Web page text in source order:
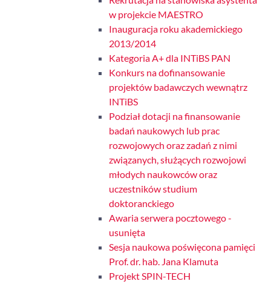
w projekcie MAESTRO
Inauguracja roku akademickiego
2013/2014
Kategoria A+ dla INTiBS PAN
Konkurs na dofinansowanie
projektów badawczych wewnątrz
INTiBS
Podział dotacji na finansowanie
badań naukowych lub prac
rozwojowych oraz zadań z nimi
związanych, służących rozwojowi
młodych naukowców oraz
uczestników studium
doktoranckiego
Awaria serwera pocztowego -
usunięta
Sesja naukowa poświęcona pamięci
Prof. dr. hab. Jana Klamuta
Projekt SPIN-TECH